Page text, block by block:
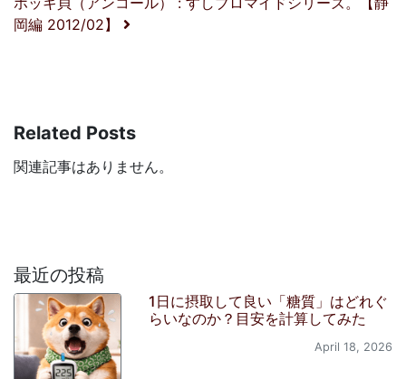
岡編 2012/02】
Related Posts
関連記事はありません。
最近の投稿
1日に摂取して良い「糖質」はどれぐ
らいなのか？目安を計算してみた
April 18, 2026